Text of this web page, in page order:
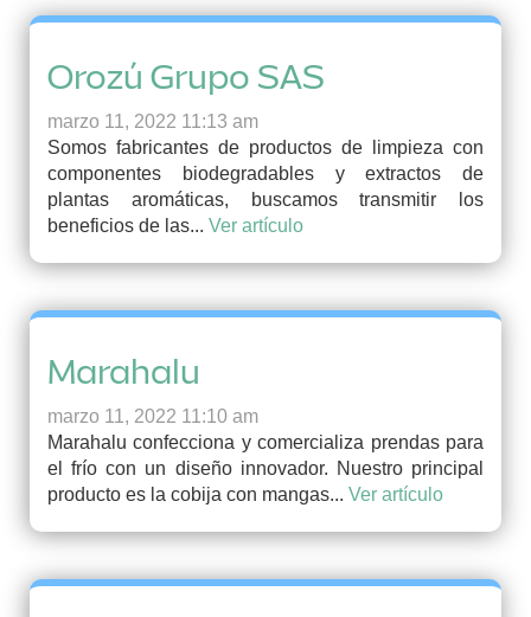
Orozú Grupo SAS
marzo 11, 2022 11:13 am
Somos fabricantes de productos de limpieza con
componentes biodegradables y extractos de
plantas aromáticas, buscamos transmitir los
beneficios de las... Ver artículo
Marahalu
marzo 11, 2022 11:10 am
Marahalu confecciona y comercializa prendas para
el frío con un diseño innovador. Nuestro principal
producto es la cobija con mangas... Ver artículo